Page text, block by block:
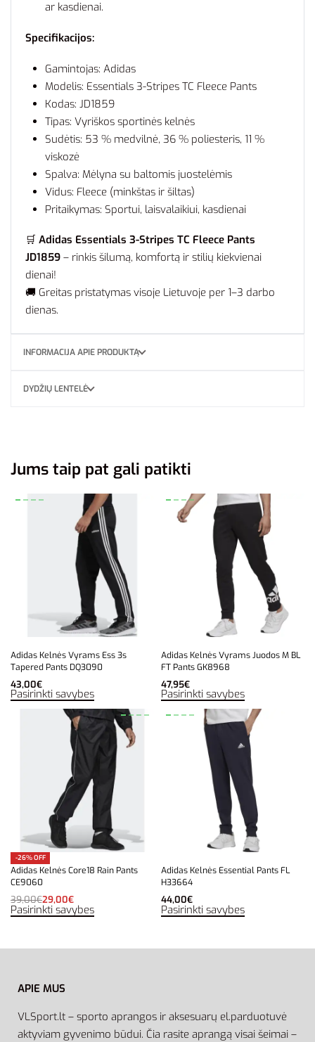
ar kasdienai.
Specifikacijos:
Gamintojas: Adidas
Modelis: Essentials 3-Stripes TC Fleece Pants
Kodas: JD1859
Tipas: Vyriškos sportinės kelnės
Sudėtis: 53 % medvilnė, 36 % poliesteris, 11 %
viskozė
Spalva: Mėlyna su baltomis juostelėmis
Vidus: Fleece (minkštas ir šiltas)
Pritaikymas: Sportui, laisvalaikiui, kasdienai
🛒 Adidas Essentials 3-Stripes TC Fleece Pants
JD1859 – rinkis šilumą, komfortą ir stilių kiekvienai
dienai!
🚚 Greitas pristatymas visoje Lietuvoje per 1–3 darbo
dienas.
INFORMACIJA APIE PRODUKTĄ
DYDŽIŲ LENTELĖ
Jums taip pat gali patikti
Adidas Kelnės Vyrams Ess 3s
Tapered Pants DQ3090
43,00€
Pasirinkti savybes
Adidas Kelnės Vyrams Juodos M BL
FT Pants GK8968
47,95€
Pasirinkti savybes
-26% OFF
Adidas Kelnės Core18 Rain Pants
CE9060
39,00€29,00€
Pasirinkti savybes
Adidas Kelnės Essential Pants FL
H33664
44,00€
Pasirinkti savybes
APIE MUS
VLSport.lt – sporto aprangos ir aksesuarų el.parduotuvė
aktyviam gyvenimo būdui. Čia rasite aprangą visai šeimai –